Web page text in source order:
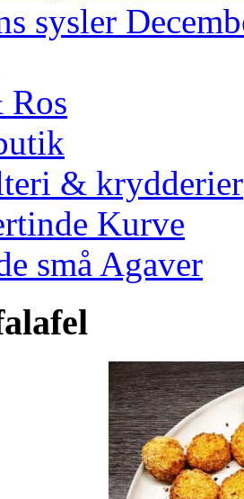
sysler
Ros
& krydderier
Kurve
små Agaver